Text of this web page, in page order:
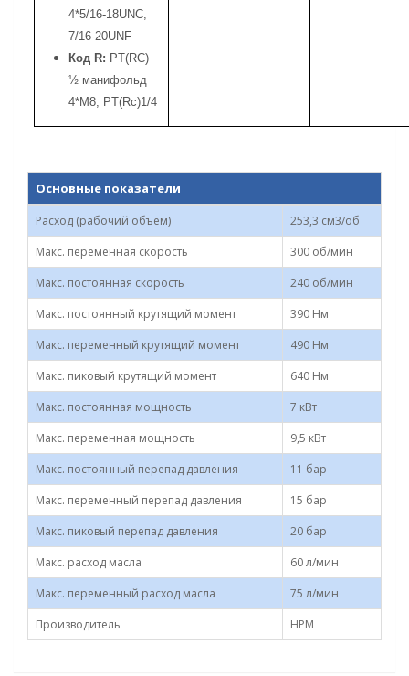
4*5/16-18UNC,
7/16-20UNF
Код R: PT(RC)
½ манифольд
4*M8, PT(Rc)1/4
Основные показатели
Расход (рабочий объём)
253,3 см3/об
Макс. переменная скорость
300 об/мин
Макс. постоянная скорость
240 об/мин
Макс. постоянный крутящий момент
390 Нм
Макс. переменный крутящий момент
490 Нм
Макс. пиковый крутящий момент
640 Нм
Макс. постоянная мощность
7 кВт
Макс. переменная мощность
9,5 кВт
Макс. постоянный перепад давления
11 бар
Макс. переменный перепад давления
15 бар
Макс. пиковый перепад давления
20 бар
Макс. расход масла
60 л/мин
Макс. переменный расход масла
75 л/мин
Производитель
HPM